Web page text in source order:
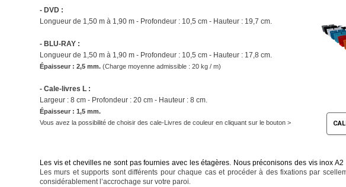
- DVD :
Longueur de 1,50 m à 1,90 m - Profondeur : 10,5 cm - Hauteur : 19,7 cm.
- BLU-RAY :
Longueur de 1,50 m à 1,90 m - Profondeur : 10,5 cm - Hauteur : 17,8 cm.
Épaisseur : 2,5 mm. (Charge moyenne admissible : 20 kg / m)
- Cale-livres L :
Largeur : 8 cm - Profondeur : 20 cm - Hauteur : 8 cm.
Épaisseur : 1,5 mm.
Vous avez la possibilité de choisir des cale-Livres de couleur en cliquant sur le bouton >
Les vis et chevilles ne sont pas fournies avec les étagères. Nous préconisons des vis inox
Les murs et supports sont différents pour chaque cas et procéder à des fixations par
considérablement l’accrochage sur votre paroi.